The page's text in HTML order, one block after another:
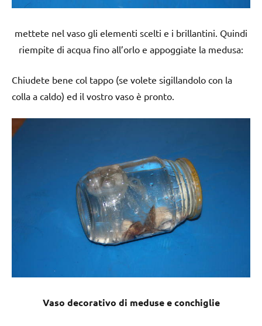
mettete nel vaso gli elementi scelti e i brillantini. Quindi
riempite di acqua fino all’orlo e appoggiate la medusa:
Chiudete bene col tappo (se volete sigillandolo con la
colla a caldo) ed il vostro vaso è pronto.
Vaso decorativo di meduse e conchiglie